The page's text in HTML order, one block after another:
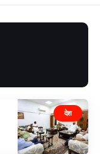
देश